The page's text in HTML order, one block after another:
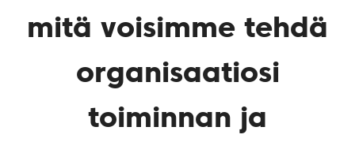
mitä voisimme tehdä
organisaatiosi
toiminnan ja